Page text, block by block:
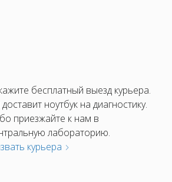
бесплатный выезд курьера.
ноутбук на диагностику.
приезжайте к нам в
лабораторию.
курьера